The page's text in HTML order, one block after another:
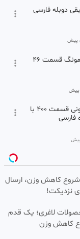
زیبایی حقیقی دوبله فارسی
قسمت ۴۶
سریال گل های خونی قسمت 400 با
فارسی
تا ابد در بهشت با
شروع کاهش وزن، ارسال
نزدیکت!
لاغری؛ یک قدم
کاهش وزن